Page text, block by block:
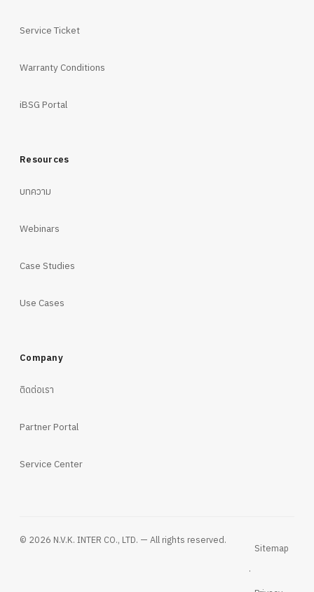
Service Ticket
Warranty Conditions
iBSG Portal
Resources
บทความ
Webinars
Case Studies
Use Cases
Company
ติดต่อเรา
Partner Portal
Service Center
© 2026 N.V.K. INTER CO., LTD. — All rights reserved.
Sitemap
·